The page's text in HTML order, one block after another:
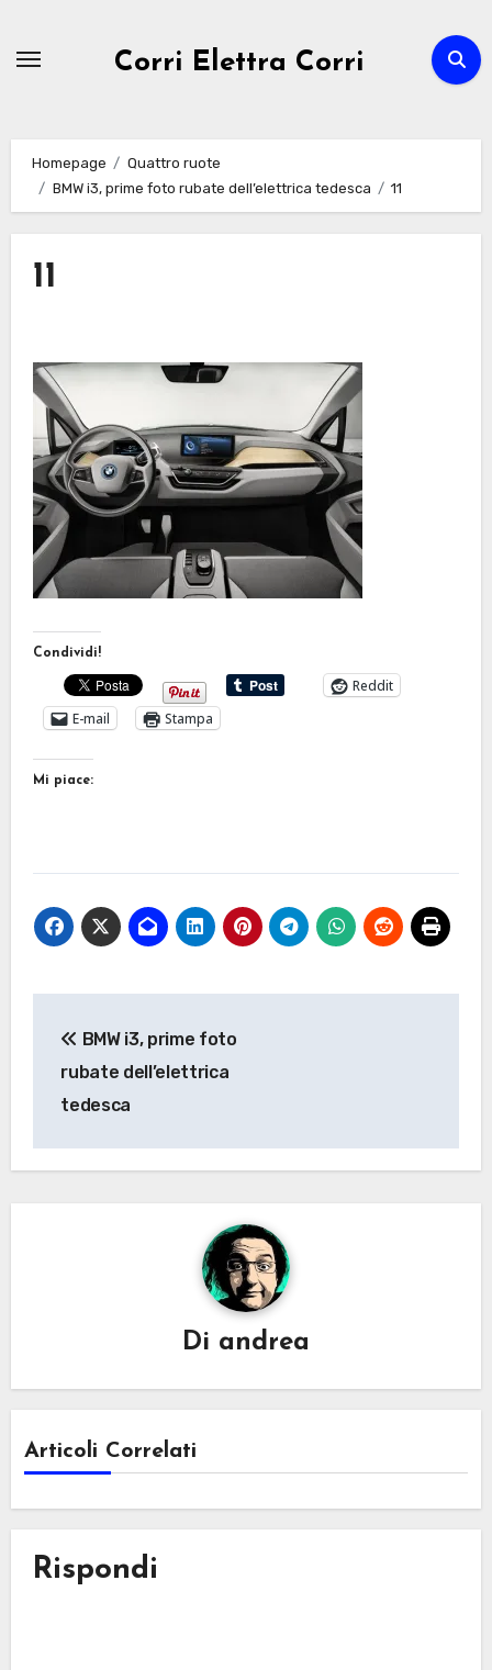
Corri Elettra Corri
Homepage
Quattro ruote
BMW i3, prime foto rubate dell’elettrica tedesca
11
11
Condividi!
Reddit
E-mail
Stampa
Mi piace:
articoli
BMW i3, prime foto
rubate dell’elettrica
tedesca
Di andrea
Articoli Correlati
Rispondi